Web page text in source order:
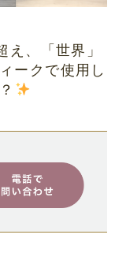
え、「世界」
ークで使用し